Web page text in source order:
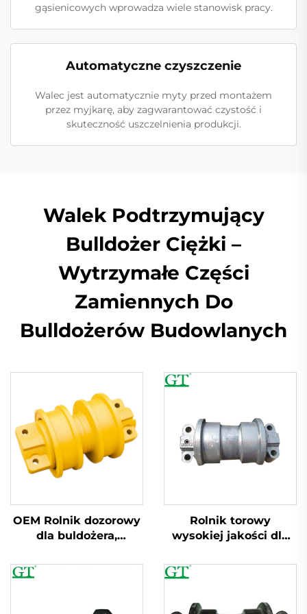
gąsienicowych wprowadza wiele stanowisk pracy.
Automatyczne czyszczenie
Walec jest automatycznie myty przed montażem
przez myjkarę, aby zagwarantować czystość i
skuteczność uszczelnienia produkcji.
Walek Podtrzymujący
Bulldożer Ciężki –
Wytrzymałe Części
Zamiennych Do
Bulldożerów Budowlanych
OEM Rolnik dozorowy
dla buldożera,
E320 EC210 D6D D85
Rolnik torowy
wysokiej jakości dla
Komatsu/Doosan/